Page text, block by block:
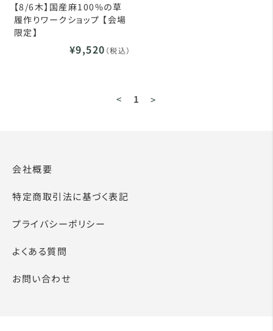
【8/6木】国産麻100%の草
履作りワークショップ 【会場
限定】
¥9,520 （税込）
< 1 >
会社概要
特定商取引法に基づく表記
プライバシーポリシー
よくある質問
お問い合わせ